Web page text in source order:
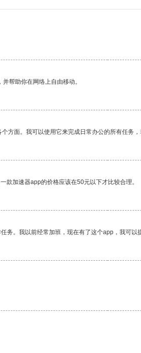
帮助你在网络上自由移动。
方面。我可以使用它来完成日常办公的所有任务，
款加速器app的价格应该在50元以下才比较合理。
。我以前经常加班，现在有了这个app，我可以